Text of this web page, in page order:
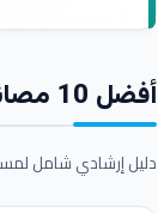
أفضل 10 مصانع أنابيب بلاستيكية في العراق
دليل إرشادي شامل